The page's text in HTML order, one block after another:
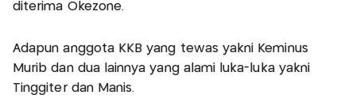
diterima Okezone.
Adapun anggota KKB yang tewas yakni Keminus
Murib dan dua lainnya yang alami luka-luka yakni
Tinggiter dan Manis.